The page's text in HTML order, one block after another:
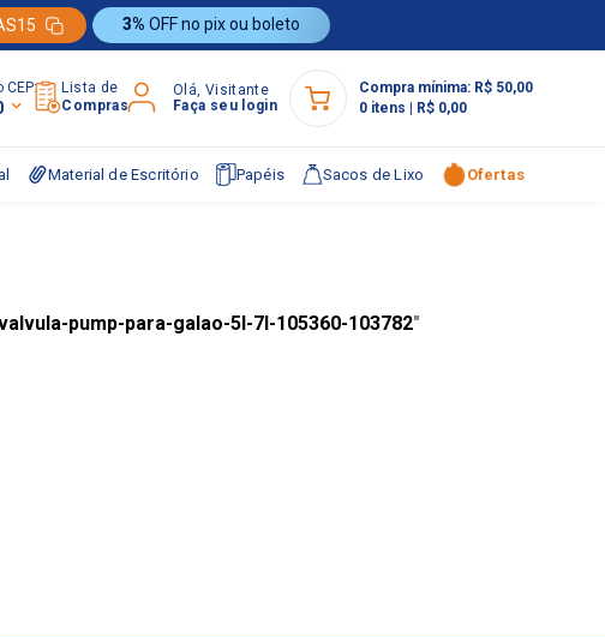
3% OFF no pix ou boleto
CEP:
Lista de
Compras
Olá, Visitante
Faça seu login
Compra mínima: R$ 50,00
0 itens R$ 0,00
Material de Escritório Papéis Sacos de Lixo Ofertas
pump-para-galao-5l-7l-105360-103782"